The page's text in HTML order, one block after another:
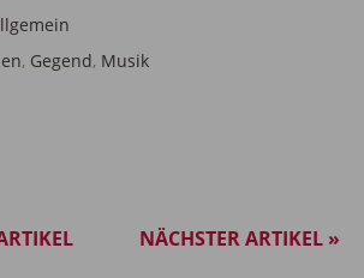
, Gegend, Musik
NÄCHSTER ARTIKEL »